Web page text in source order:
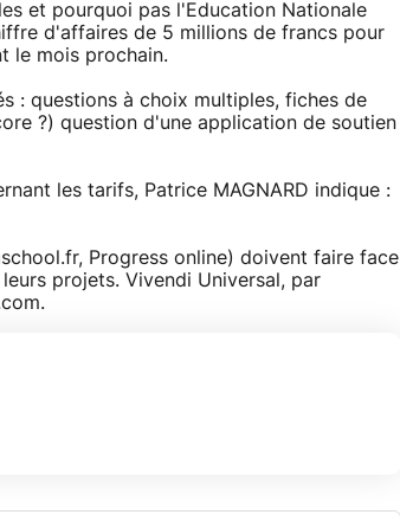
et pourquoi pas l'Education Nationale
d'affaires de 5 millions de francs pour
le mois prochain.
: questions à choix multiples, fiches de
?) question d'une application de soutien
les tarifs, Patrice MAGNARD indique :
Progress online) doivent faire face
projets. Vivendi Universal, par